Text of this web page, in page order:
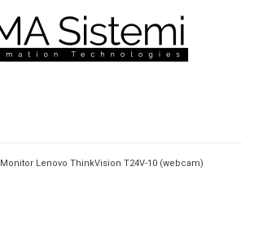
Monitor Lenovo ThinkVision T24V-10 (webcam)